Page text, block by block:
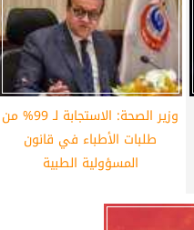
وزير الصحة: الاستجابة لـ 99% من
طلبات الأطباء في قانون
المسؤولية الطبية